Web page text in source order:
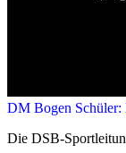
DM Bogen
Die DSB-